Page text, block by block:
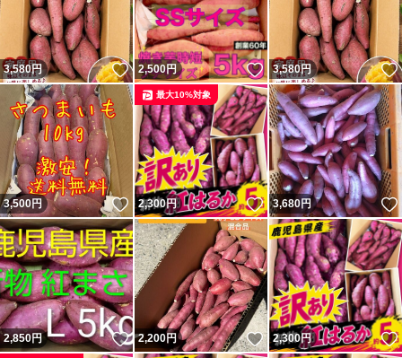
3,580円 いいね！
2,500円 いいね！
3,580円
3,500円 いいね！
2,300円 いいね！
最大10%対象
3,680円
2,850円 いいね！
2,200円 いいね！
2,300円